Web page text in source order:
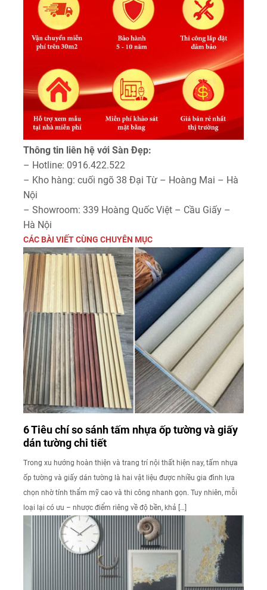
Thông tin liên hệ với Sàn Đẹp:
– Hotline: 0916.422.522
– Kho hàng: cuối ngõ 38 Đại Từ – Hoàng Mai – Hà
Nội
– Showroom: 339 Hoàng Quốc Việt – Cầu Giấy –
Hà Nội
CÁC BÀI VIẾT CÙNG CHUYÊN MỤC
6 Tiêu chí so sánh tấm nhựa ốp tường và giấy
dán tường chi tiết
Trong xu hướng hoàn thiện và trang trí nội thất hiện nay, tấm nhựa
ốp tường và giấy dán tường là hai vật liệu được nhiều gia đình lựa
chọn nhờ tính thẩm mỹ cao và thi công nhanh gọn. Tuy nhiên, mỗi
loại lại có ưu – nhược điểm riêng về độ bền, khả […]